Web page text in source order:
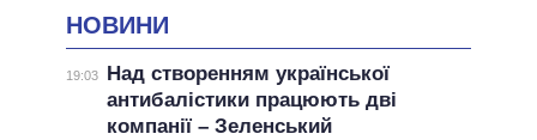
НОВИНИ
19:03
Над створенням української
антибалістики працюють дві
компанії – Зеленський